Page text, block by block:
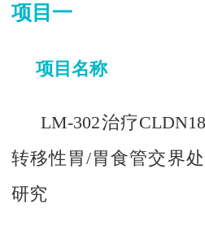
项目一
项目名称
LM-302治疗
转移性胃/胃食管交界
研究